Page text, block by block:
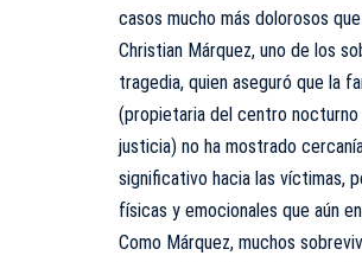
casos mucho más dolorosos
Christian Márquez, uno de los
tragedia, quien aseguró que la
(propietaria del centro
justicia) no ha mostrado
significativo hacia las víctimas,
físicas y emocionales que aún
Como Márquez, muchos